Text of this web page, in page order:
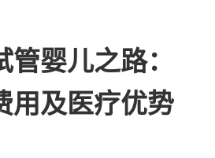
婴儿之路：
用及医疗优势